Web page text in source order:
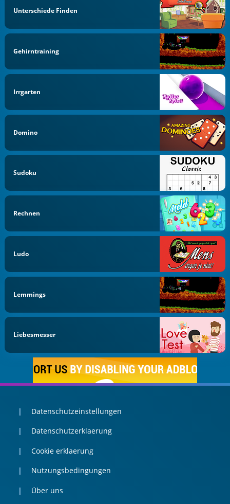
Unterschiede Finden
Gehirntraining
Irrgarten
Domino
Sudoku
Rechnen
Ludo
Lemmings
Liebesmesser
Datenschutzeinstellungen
Datenschutzerklaerung
Cookie erklaerung
Nutzungsbedingungen
Über uns